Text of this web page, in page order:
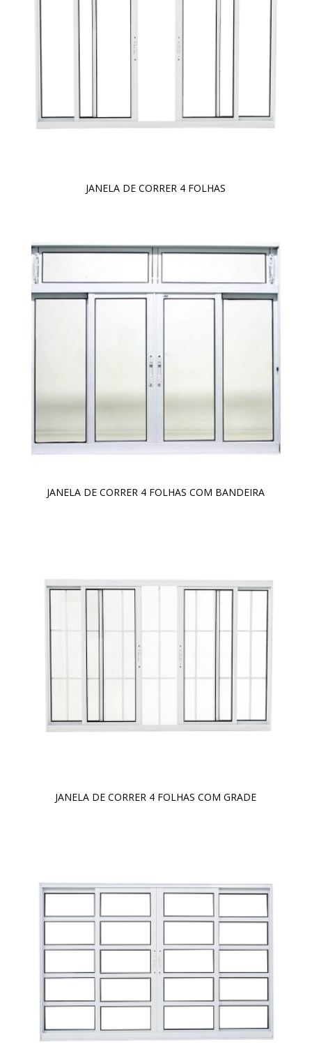
JANELA DE CORRER 4 FOLHAS
JANELA DE CORRER 4 FOLHAS COM BANDEIRA
JANELA DE CORRER 4 FOLHAS COM GRADE